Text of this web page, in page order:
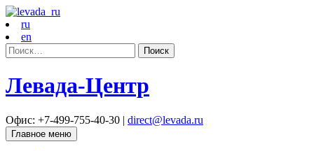
ru
en
Найти:
Левада-Центр
Офис: +7-499-755-40-30 | direct@levada.ru
Главное меню